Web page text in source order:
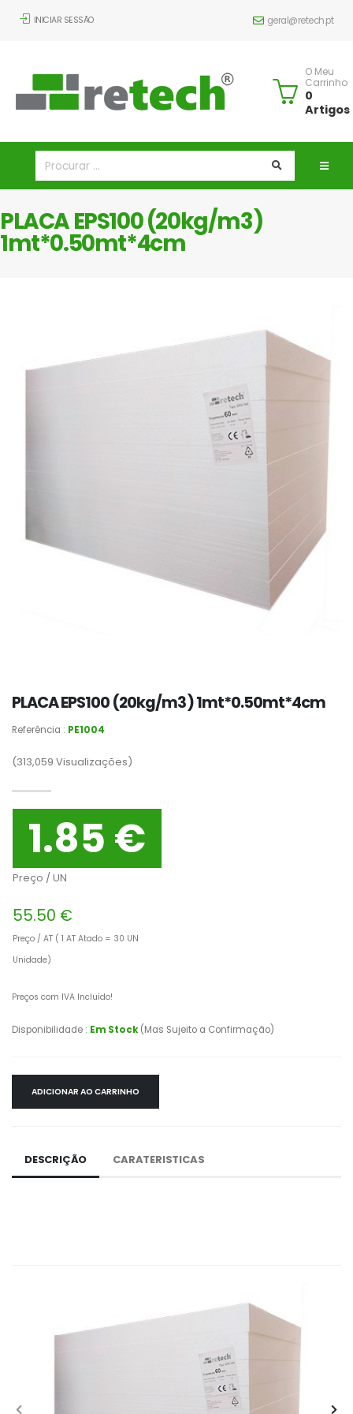
INICIAR SESSÃO geral@retech.pt
O Meu
Carrinho
0
Artigos
PLACA EPS100 (20kg/m3)
1mt*0.50mt*4cm
PLACA EPS100 (20kg/m3) 1mt*0.50mt*4cm
Referência : PE1004
(313,059 Visualizações)
1.85 €
Preço / UN
55.50 €
Preço / AT ( 1 AT Atado = 30 UN
Unidade)
Preços com IVA Incluído!
Disponibilidade : Em Stock(Mas Sujeito a Confirmação)
ADICIONAR AO CARRINHO
DESCRIÇÃO CARATERISTICAS